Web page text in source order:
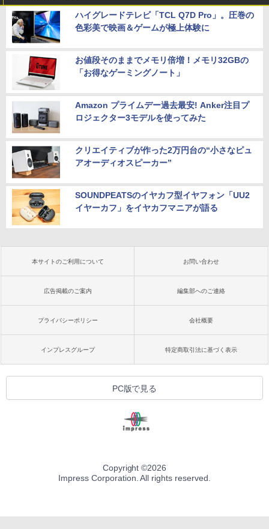
ハイグレードテレビ「TCL Q7D Pro」。圧巻の
色彩美で映画＆ゲームが極上体験に
お値段そのままでメモリ倍増！メモリ32GBの
「お得なゲーミングノート」
Amazon プライムデー過去最安! Anker注目プ
ロジェクター3モデルを使ってみた
クリエイティブが作った2万円台の“小さなピュ
アオーディオスピーカー”
SOUNDPEATSのイヤカフ型イヤフォン「UU2
イヤーカフ」をイヤカフマニアが語る
本サイトのご利用について お問い合わせ
広告掲載のご案内 編集部へのご連絡
プライバシーポリシー 会社概要
インプレスグループ 特定商取引法に基づく表示
PC版で見る
Copyright ©2026
Impress Corporation. All rights reserved.